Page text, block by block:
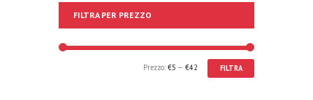
FILTRA PER PREZZO
FILTRA
Prezzo: €5 — €42